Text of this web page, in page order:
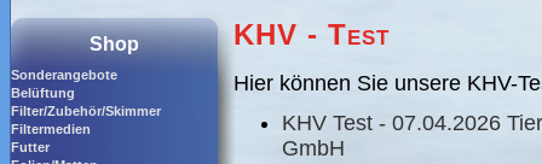
Shop
Sonderangebote
Belüftung
Filter/Zubehör/Skimmer
Filtermedien
Futter
KHV - Test
Hier können Sie unsere KHV-
KHV Test - 07.04.2026
GmbH